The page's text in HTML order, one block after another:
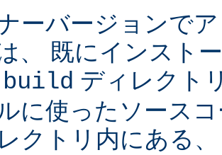
ーバージョンで
、 既にインスト
build ディレクト
に使ったソース
クトリ内にある